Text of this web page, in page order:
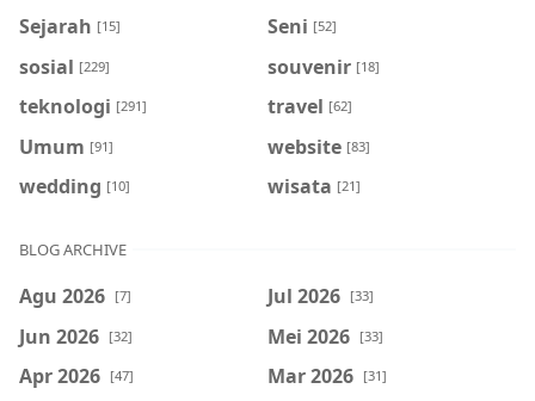
Sejarah [15] Seni [52]
sosial [229] souvenir [18]
teknologi [291] travel [62]
Umum [91] website [83]
wedding [10] wisata [21]
BLOG ARCHIVE
Agu 2026 [7] Jul 2026 [33]
Jun 2026 [32] Mei 2026 [33]
Apr 2026 [47] Mar 2026 [31]